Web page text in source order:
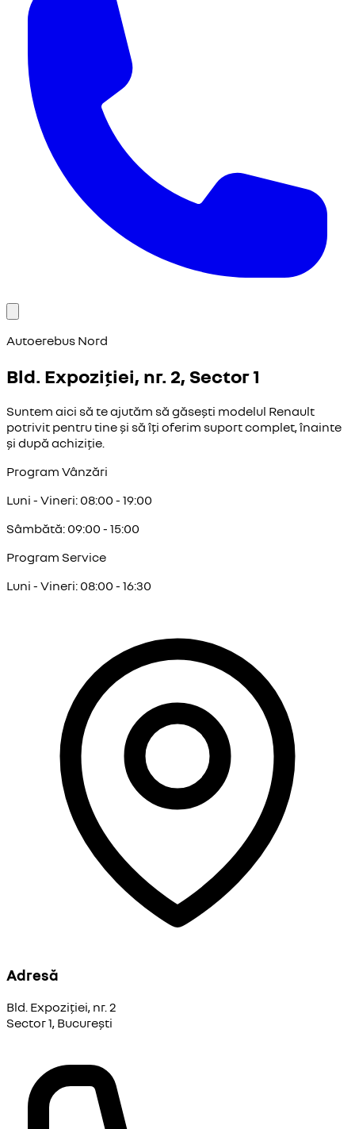
Autoerebus Nord
Bld. Expoziției, nr. 2, Sector 1
Suntem aici să te ajutăm să găsești modelul Renault
potrivit pentru tine și să îți oferim suport complet, înainte
și după achiziție.
Program Vânzări
Luni - Vineri: 08:00 - 19:00
Sâmbătă: 09:00 - 15:00
Program Service
Luni - Vineri: 08:00 - 16:30
Adresă
Bld. Expoziției, nr. 2
Sector 1, București